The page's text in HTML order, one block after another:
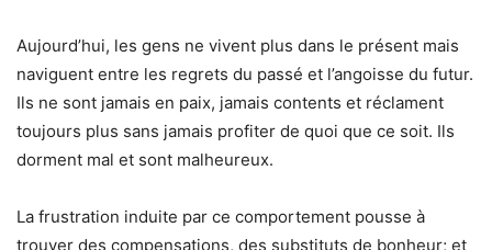
Aujourd’hui, les gens ne vivent plus dans le présent mais
naviguent entre les regrets du passé et l’angoisse du futur.
Ils ne sont jamais en paix, jamais contents et réclament
toujours plus sans jamais profiter de quoi que ce soit. Ils
dorment mal et sont malheureux.
La frustration induite par ce comportement pousse à
trouver des compensations, des substituts de bonheur; et